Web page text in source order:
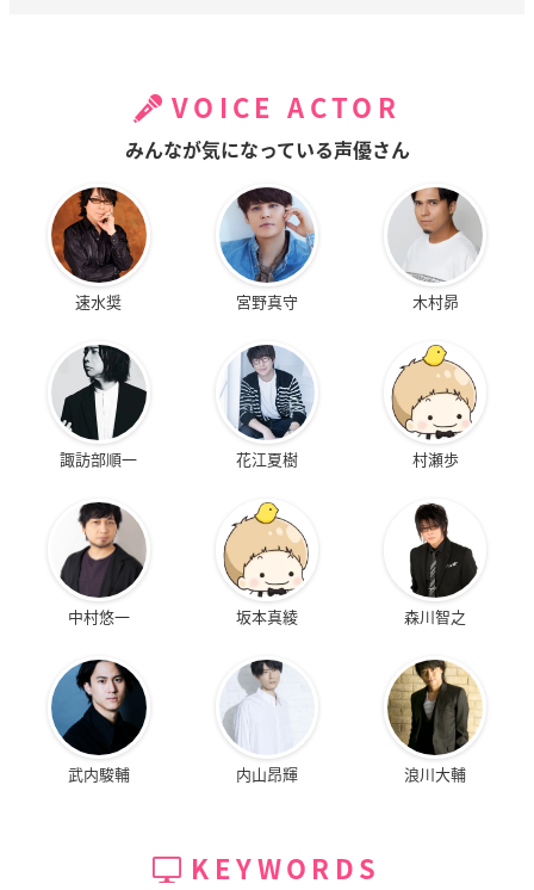
VOICE ACTOR
みんなが気になっている声優さん
速水奨 宮野真守 木村昴
諏訪部順一 花江夏樹 村瀬歩
中村悠一 坂本真綾 森川智之
武内駿輔 内山昂輝 浪川大輔
KEYWORDS